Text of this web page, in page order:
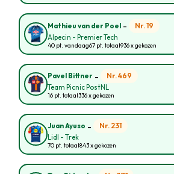
Mathieu van der Poel - Nr. 19
Alpecin - Premier Tech
40 pt. vandaag67 pt. totaal936 x gekozen
Pavel Bittner - Nr. 469
Team Picnic PostNL
16 pt. totaal336 x gekozen
Juan Ayuso - Nr. 231
Lidl - Trek
70 pt. totaal843 x gekozen